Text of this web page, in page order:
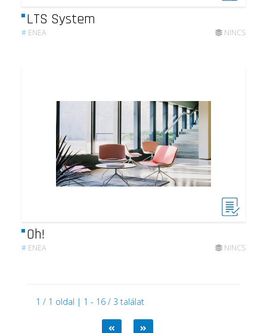
LTS System
# ENEA NINCS
Oh!
# ENEA NINCS
1 / 1 oldal | 1 - 16 / 3 találat